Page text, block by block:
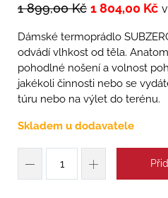
1 899,00Kč 1 804,00 Kč
Dámské termoprádlo
odvádí vlhkost od těla.
pohodlné nošení a volnost
jakékoli činnosti nebo se
túru nebo na výlet do terénu.
Skladem u dodavatele